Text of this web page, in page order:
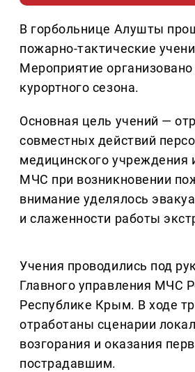
В горбольнице Алушты
пожарно-тактические
Мероприятие
курортного сезона.
Основная цель учений —
совместных действий
медицинского учреждения
МЧС при возникновении
внимание уделялось
и слаженности работы
Учения проводились под
Главного управления МЧС
Республике Крым. В ходе
отработаны сценарии
возгорания и оказания
пострадавшим.